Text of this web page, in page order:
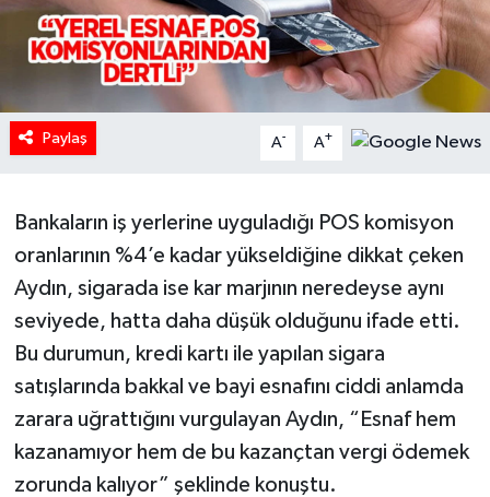
Paylaş A- A+
Bankaların iş yerlerine uyguladığı POS komisyon
oranlarının %4’e kadar yükseldiğine dikkat çeken
Aydın, sigarada ise kar marjının neredeyse aynı
seviyede, hatta daha düşük olduğunu ifade etti.
Bu durumun, kredi kartı ile yapılan sigara
satışlarında bakkal ve bayi esnafını ciddi anlamda
zarara uğrattığını vurgulayan Aydın, “Esnaf hem
kazanamıyor hem de bu kazançtan vergi ödemek
zorunda kalıyor” şeklinde konuştu.
Oyun
POLİTİKA
SAĞLIK
Spor
Tarihi Yapılarımız
Teknoloji
Türkiye